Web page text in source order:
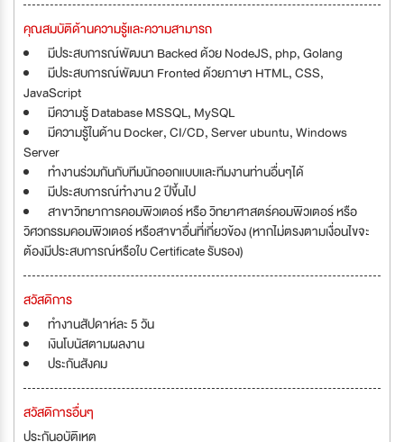
คุณสมบัติด้านความรู้และความสามารถ
มีประสบการณ์พัฒนา Backed ด้วย NodeJS, php, Golang
มีประสบการณ์พัฒนา Fronted ด้วยภาษา HTML, CSS,
JavaScript
มีความรู้ Database MSSQL, MySQL
มีความรู้ในด้าน Docker, CI/CD, Server ubuntu, Windows
Server
ทำงานร่วมกันกับทีมนักออกแบบและทีมงานท่านอื่นๆได้
มีประสบการณ์ทำงาน 2 ปีขึ้นไป
สาขาวิทยาการคอมพิวเตอร์ หรือ วิทยาศาสตร์คอมพิวเตอร์ หรือ
วิศวกรรมคอมพิวเตอร์ หรือสาขาอื่นที่เกี่ยวข้อง (หากไม่ตรงตามเงื่อนไขจะ
ต้องมีประสบการณ์หรือใบ Certificate รับรอง)
สวัสดิการ
ทำงานสัปดาห์ละ 5 วัน
เงินโบนัสตามผลงาน
ประกันสังคม
สวัสดิการอื่นๆ
ประกันอุบัติเหตุ